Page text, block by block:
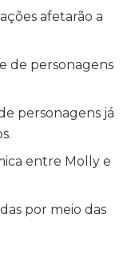
afetarão a
de personagens
personagens já
entre Molly e
por meio das